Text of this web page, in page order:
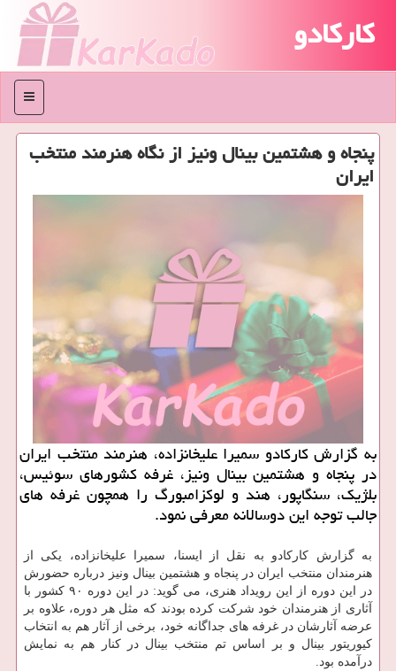
کارکادو
منو
پنجاه و هشتمین بینال ونیز از نگاه هنرمند منتخب
ایران
به گزارش كاركادو سمیرا علیخانزاده، هنرمند منتخب ایران
در پنجاه و هشتمین بینال ونیز، غرفه كشورهای سوئیس،
بلژیك، سنگاپور، هند و لوكزامبورگ را همچون غرفه های
جالب توجه این دوسالانه معرفی نمود.
به گزارش كاركادو به نقل از ایسنا، سمیرا علیخانزاده، یكی از
هنرمندان منتخب ایران در پنجاه و هشتمین بینال ونیز درباره حضورش
در این دوره از این رویداد هنری، می گوید: در این دوره ۹۰ كشور با
آثاری از هنرمندان خود شركت كرده بودند كه مثل هر دوره، علاوه بر
عرضه آثارشان در غرفه های جداگانه خود، برخی از آثار هم به انتخاب
كیوریتور بینال و بر اساس تم منتخب بینال در كنار هم به نمایش
درآمده بود.